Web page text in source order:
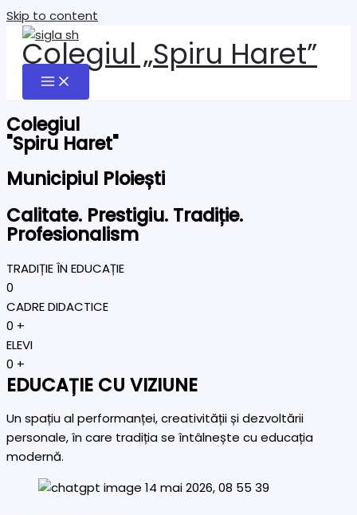
Skip to content
Colegiul „Spiru Haret”
Colegiul
"Spiru Haret"
Municipiul Ploiești
Calitate. Prestigiu. Tradiție.
Profesionalism
TRADIȚIE ÎN EDUCAȚIE
0
CADRE DIDACTICE
0 +
ELEVI
0 +
EDUCAȚIE CU VIZIUNE
Un spațiu al performanței, creativității și dezvoltării
personale, în care tradiția se întâlnește cu educația
modernă.